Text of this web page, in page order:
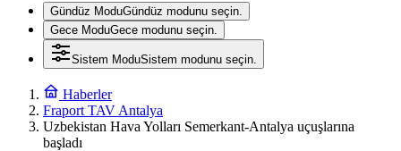
Gündüz ModuGündüz modunu seçin.
Gece ModuGece modunu seçin.
Sistem ModuSistem modunu seçin.
Haberler
Fraport TAV Antalya
Uzbekistan Hava Yolları Semerkant-Antalya uçuşlarına
başladı